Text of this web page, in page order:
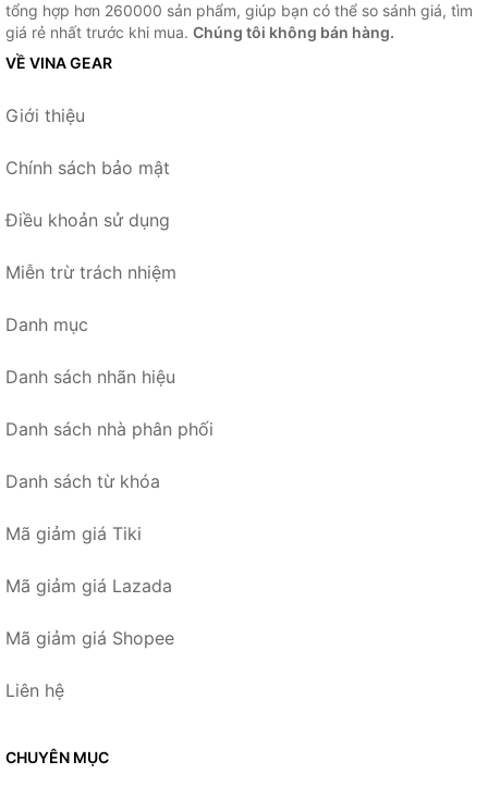
tổng hợp hơn 260000 sản phẩm, giúp bạn có thể so sánh giá, tìm
giá rẻ nhất trước khi mua. Chúng tôi không bán hàng.
VỀ VINA GEAR
Giới thiệu
Chính sách bảo mật
Điều khoản sử dụng
Miễn trừ trách nhiệm
Danh mục
Danh sách nhãn hiệu
Danh sách nhà phân phối
Danh sách từ khóa
Mã giảm giá Tiki
Mã giảm giá Lazada
Mã giảm giá Shopee
Liên hệ
CHUYÊN MỤC